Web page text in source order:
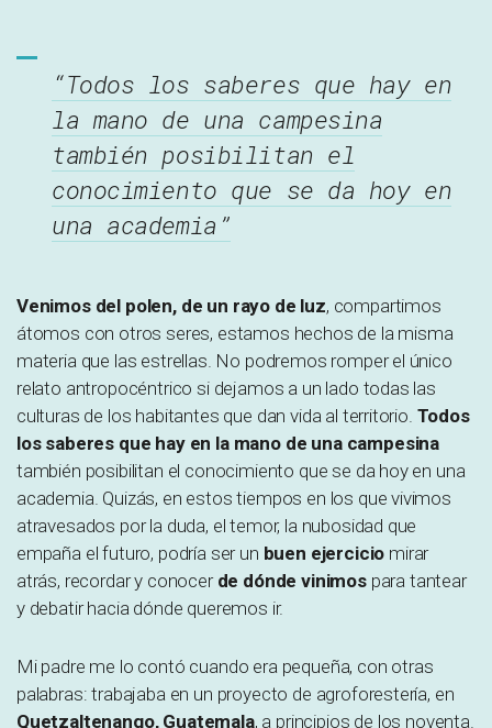
“Todos los saberes que hay en
la mano de una campesina
también posibilitan el
conocimiento que se da hoy en
una academia”
Venimos del polen, de un rayo de luz, compartimos
átomos con otros seres, estamos hechos de la misma
materia que las estrellas. No podremos romper el único
relato antropocéntrico si dejamos a un lado todas las
culturas de los habitantes que dan vida al territorio. Todos
los saberes que hay en la mano de una campesina
también posibilitan el conocimiento que se da hoy en una
academia. Quizás, en estos tiempos en los que vivimos
atravesados por la duda, el temor, la nubosidad que
empaña el futuro, podría ser un buen ejercicio mirar
atrás, recordar y conocer de dónde vinimospara tantear
y debatir hacia dónde queremos ir.
Mi padre me lo contó cuando era pequeña, con otras
palabras: trabajaba en un proyecto de agroforestería, en
Quetzaltenango, Guatemala, a principios de los noventa.